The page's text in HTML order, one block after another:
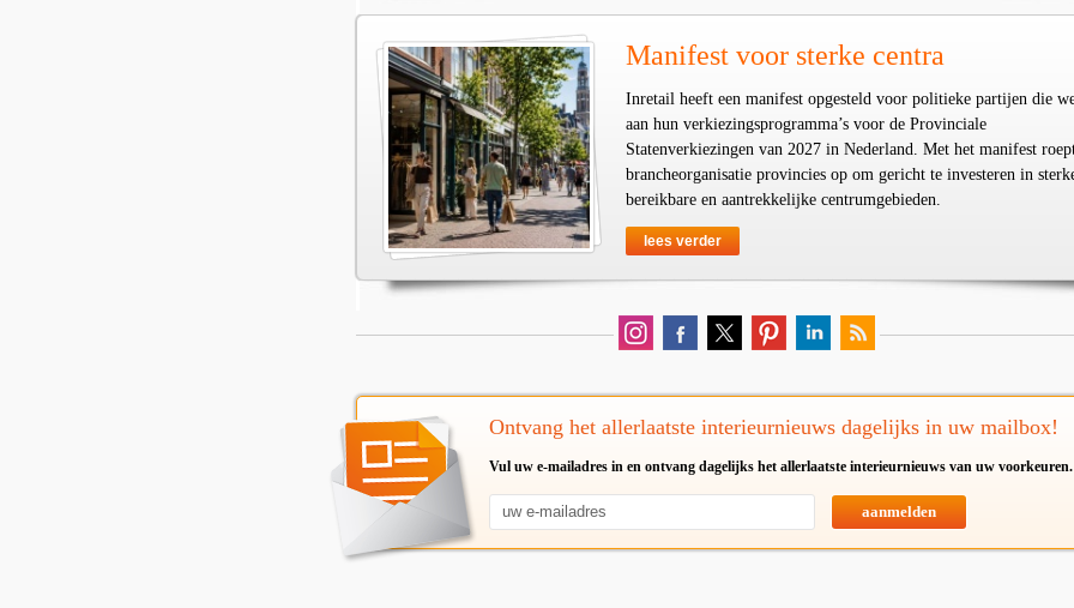
Manifest voor sterke centra
Inretail heeft een manifest opgesteld voor politieke partijen die
aan hun verkiezingsprogramma’s voor de Provinciale
Statenverkiezingen van 2027 in Nederland. Met het manifest
brancheorganisatie provincies op om gericht te investeren in
bereikbare en aantrekkelijke centrumgebieden.
lees verder
Ontvang het allerlaatste interieurnieuws dagelijks in uw mailbox!
Vul uw e-mailadres in en ontvang dagelijks het allerlaatste interieurnieuws van uw voorkeuren.
aanmelden